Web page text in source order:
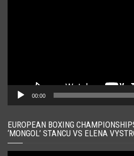
00:00
EUROPEAN BOXING
‘MONGOL’ STANCU VS ELENA